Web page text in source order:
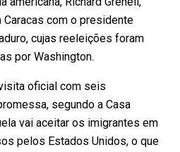
com o presidente
cujas reeleições foram
por Washington.
oficial com seis
segundo a Casa
vai aceitar os imigrantes em
pelos Estados Unidos, o que